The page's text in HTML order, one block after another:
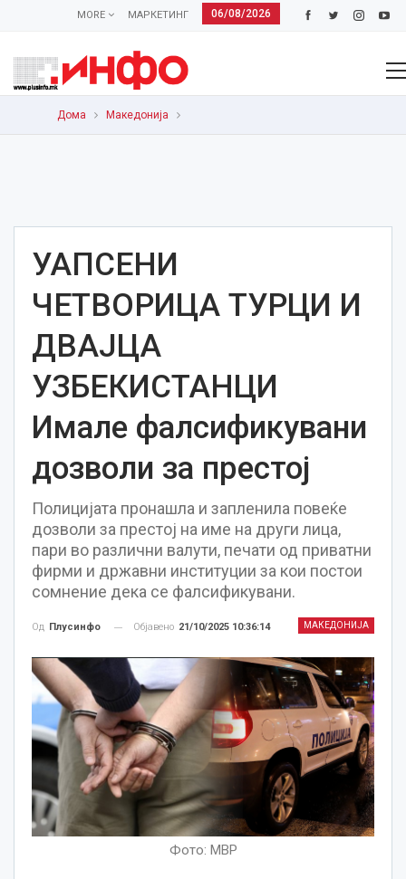
06/08/2026
МАРКЕТИНГ
MORE
Дома Македонија
УАПСЕНИ
ЧЕТВОРИЦА ТУРЦИ И
ДВАЈЦА
УЗБЕКИСТАНЦИ
Имале фалсификувани
дозволи за престој
Полицијата пронашла и запленила повеќе
дозволи за престој на име на други лица,
пари во различни валути, печати од приватни
фирми и државни институции за кои постои
сомнение дека се фалсификувани.
МАКЕДОНИЈА
Од Плусинфо Објавено 21/10/2025 10:36:14
Фото: МВР